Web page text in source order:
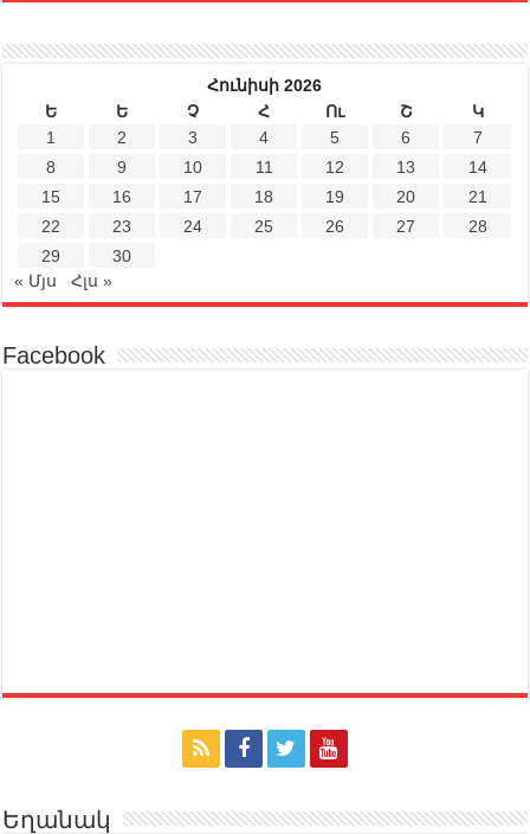
Հունիսի 2026
Ե
Ե Չ Հ Ու Շ
Կ
1
2 3 4 5 6
7
8
9 10 11 12 13
14
15
16 17 18 19 20
21
22
23 24 25 26 27
28
29
30
« Մյս
Հլս »
Facebook
Եղանակ